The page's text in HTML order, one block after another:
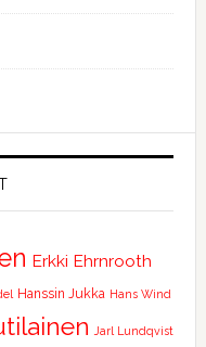
Erkki Ehrnrooth
Hanssin Jukka Hans Wind
Jarl Lundqvist